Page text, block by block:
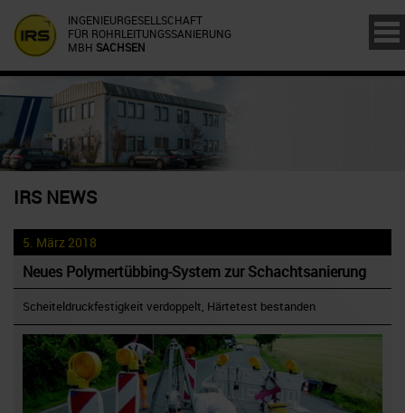
INGENIEURGESELLSCHAFT
FÜR ROHRLEITUNGSSANIERUNG
MBH SACHSEN
IRS NEWS
5. März 2018
Neues Polymertübbing-System zur Schachtsanierung
Scheiteldruckfestigkeit verdoppelt, Härtetest bestanden